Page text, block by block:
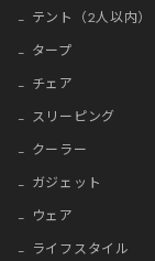
テント（2人以内）
タープ
チェア
スリーピング
クーラー
ガジェット
ウェア
ライフスタイル